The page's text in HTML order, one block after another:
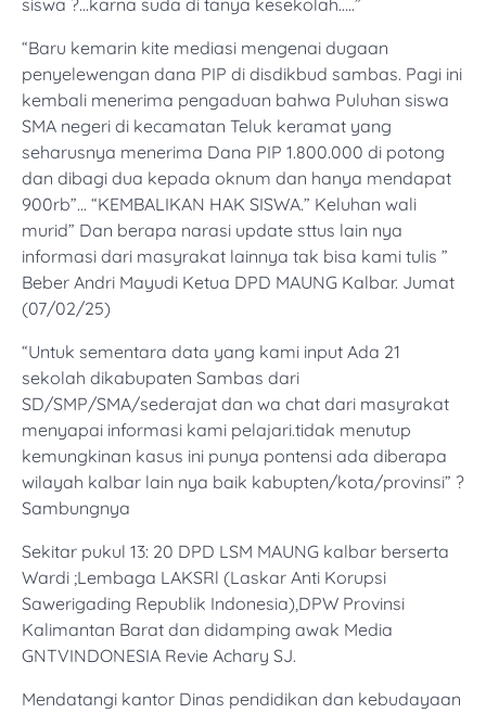
siswa ?…karna suda di tanya kesekolah…..”
“Baru kemarin kite mediasi mengenai dugaan
penyelewengan dana PIP di disdikbud sambas. Pagi ini
kembali menerima pengaduan bahwa Puluhan siswa
SMA negeri di kecamatan Teluk keramat yang
seharusnya menerima Dana PIP 1.800.000 di potong
dan dibagi dua kepada oknum dan hanya mendapat
900rb”… “KEMBALIKAN HAK SISWA.” Keluhan wali
murid” Dan berapa narasi update sttus lain nya
informasi dari masyrakat lainnya tak bisa kami tulis ”
Beber Andri Mayudi Ketua DPD MAUNG Kalbar. Jumat
(07/02/25)
“Untuk sementara data yang kami input Ada 21
sekolah dikabupaten Sambas dari
SD/SMP/SMA/sederajat dan wa chat dari masyrakat
menyapai informasi kami pelajari.tidak menutup
kemungkinan kasus ini punya pontensi ada diberapa
wilayah kalbar lain nya baik kabupten/kota/provinsi” ?
Sambungnya
Sekitar pukul 13: 20 DPD LSM MAUNG kalbar berserta
Wardi ;Lembaga LAKSRl (Laskar Anti Korupsi
Sawerigading Republik Indonesia),DPW Provinsi
Kalimantan Barat dan didamping awak Media
GNTVINDONESIA Revie Achary SJ.
Mendatangi kantor Dinas pendidikan dan kebudayaan